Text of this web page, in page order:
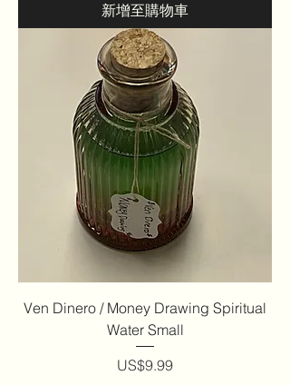
新增至購物車
Ven Dinero / Money Drawing Spiritual
Water Small
價格
US$9.99